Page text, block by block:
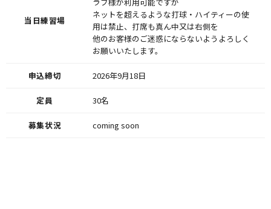
当日練習場
ネットを超えるような打球・ハイティーの使
用は禁止、打席も真ん中又は右側を
他のお客様のご迷惑にならないようよろしく
お願いいたします。
申込締切 2026年9月18日
定員 30名
募集状況 coming soon